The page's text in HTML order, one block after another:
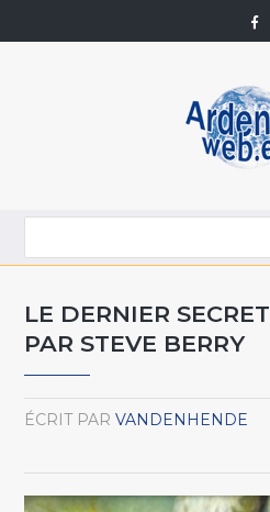
LE DERNIER
PAR STEVE BERRY
ÉCRIT PAR VANDENHENDE